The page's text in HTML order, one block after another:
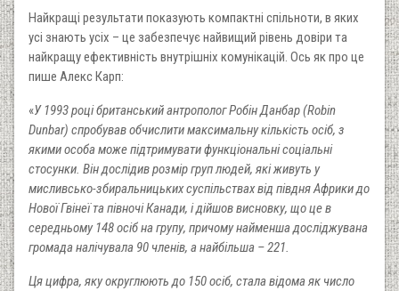
Найкращі результати показують компактні спільноти, в яких
усі знають усіх – це забезпечує найвищий рівень довіри та
найкращу ефективність внутрішніх комунікацій. Ось як про це
пише Алекс Карп:
«У 1993 році британський антрополог Робін Данбар (Robin
Dunbar) спробував обчислити максимальну кількість осіб, з
якими особа може підтримувати функціональні соціальні
стосунки. Він дослідив розмір груп людей, які живуть у
мисливсько-збиральницьких суспільствах від півдня Африки до
Нової Гвінеї та півночі Канади, і дійшов висновку, що це в
середньому 148 осіб на групу, причому найменша досліджувана
громада налічувала 90 членів, а найбільша – 221.
Ця цифра, яку округлюють до 150 осіб, стала відома як число